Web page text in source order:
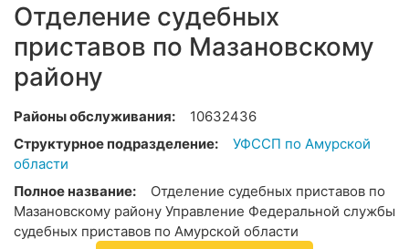
Отделение судебных
приставов по Мазановскому
району
Районы обслуживания:
10632436
Структурное подразделение:
УФССП по Амурской
области
Полное название:
Отделение судебных приставов по
Мазановскому району Управление Федеральной службы
судебных приставов по Амурской области